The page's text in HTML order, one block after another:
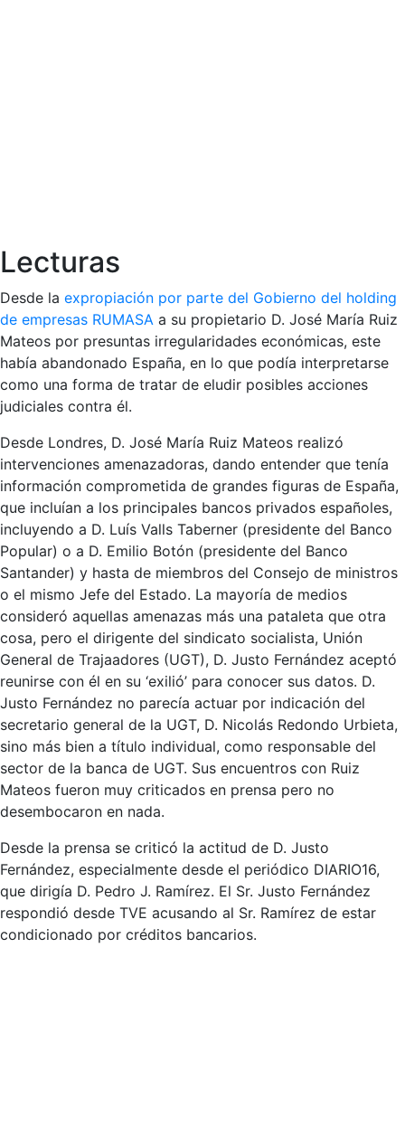
Lecturas
Desde la expropiación por parte del Gobierno del holding
de empresas RUMASA a su propietario D. José María Ruiz
Mateos por presuntas irregularidades económicas, este
había abandonado España, en lo que podía interpretarse
como una forma de tratar de eludir posibles acciones
judiciales contra él.
Desde Londres, D. José María Ruiz Mateos realizó
intervenciones amenazadoras, dando entender que tenía
información comprometida de grandes figuras de España,
que incluían a los principales bancos privados españoles,
incluyendo a D. Luís Valls Taberner (presidente del Banco
Popular) o a D. Emilio Botón (presidente del Banco
Santander) y hasta de miembros del Consejo de ministros
o el mismo Jefe del Estado. La mayoría de medios
consideró aquellas amenazas más una pataleta que otra
cosa, pero el dirigente del sindicato socialista, Unión
General de Trajaadores (UGT), D. Justo Fernández aceptó
reunirse con él en su ‘exilió’ para conocer sus datos. D.
Justo Fernández no parecía actuar por indicación del
secretario general de la UGT, D. Nicolás Redondo Urbieta,
sino más bien a título individual, como responsable del
sector de la banca de UGT. Sus encuentros con Ruiz
Mateos fueron muy criticados en prensa pero no
desembocaron en nada.
Desde la prensa se criticó la actitud de D. Justo
Fernández, especialmente desde el periódico DIARIO16,
que dirigía D. Pedro J. Ramírez. El Sr. Justo Fernández
respondió desde TVE acusando al Sr. Ramírez de estar
condicionado por créditos bancarios.